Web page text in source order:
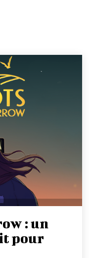
: un
pour